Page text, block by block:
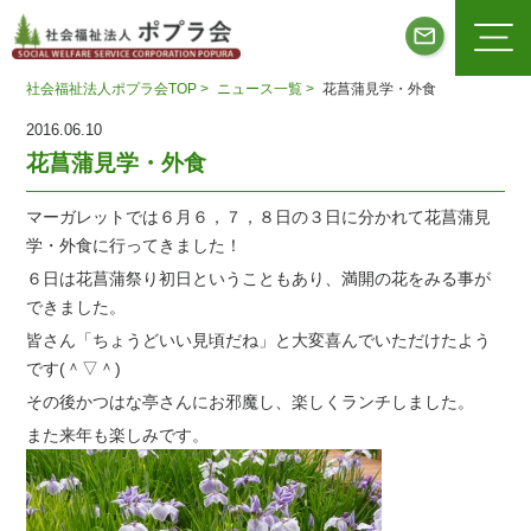
社会福祉法人ポプラ会TOP > ニュース一覧 > 花菖蒲見学・外食
2016.06.10
花菖蒲見学・外食
マーガレットでは６月６，７，８日の３日に分かれて花菖蒲見
学・外食に行ってきました！
６日は花菖蒲祭り初日ということもあり、満開の花をみる事が
できました。
皆さん「ちょうどいい見頃だね」と大変喜んでいただけたよう
です(＾▽＾)
その後かつはな亭さんにお邪魔し、楽しくランチしました。
また来年も楽しみです。